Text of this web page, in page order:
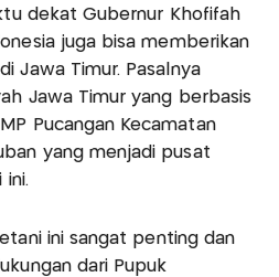
dekat Gubernur Khofifah
juga bisa memberikan
Jawa Timur. Pasalnya
Jawa Timur yang berbasis
Pucangan Kecamatan
yang menjadi pusat
ini.
ini sangat penting dan
dari Pupuk